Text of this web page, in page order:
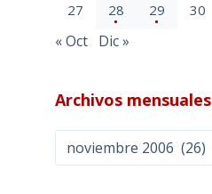
27 28 29 30
« Oct Dic »
Archivos mensuales
Archivos
mensuales